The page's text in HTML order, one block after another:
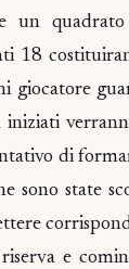
un
18
giocatore
iniziati
di
sono state
e